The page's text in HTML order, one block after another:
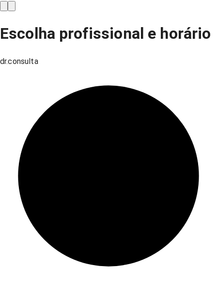
Escolha profissional e horário
dr.consulta